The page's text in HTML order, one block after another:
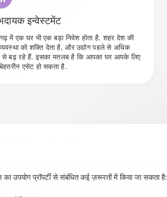
इन्वेस्टमेंट
में एक घर भी एक बड़ा निवेश होता है. शहर देश की
को शक्ति देता है, और उद्योग पहले से अधिक
से बढ़ रहे हैं. इसका मतलब है कि आपका घर आपके लिए
एसेट हो सकता है.
उपयोग प्रॉपर्टी से संबंधित कई ज़रूरतों में किया जा सकता है: